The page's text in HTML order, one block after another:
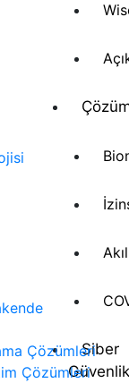
Siber
Çözümleri
Çözümleri